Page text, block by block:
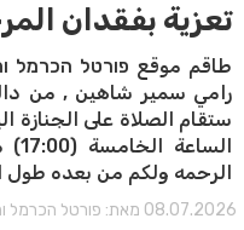
تعزية بفقدان
طاقم موقع פורטל הכרמל
الرحمه ولكم من بعده طول
מאת: פורטל הכרמל